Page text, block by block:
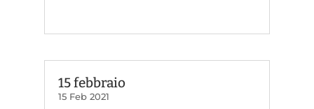
15 febbraio
15 Feb 2021